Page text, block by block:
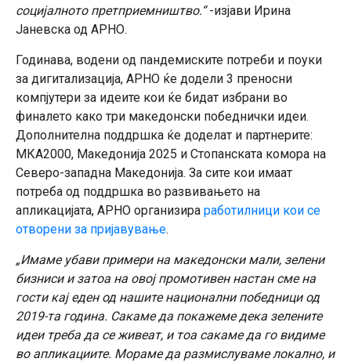
социјалното претприемништво.“-изјави Ирина
Јаневска од АРНО.
Годинава, водени од пандемиските потреби и поуки
за дигитализација, АРНО ќе додели 3 преносни
компјутери за идеите кои ќе бидат избрани во
финалето како три македонски победнички идеи.
Дополнителна поддршка ќе доделат и партнерите:
МКА2000, Македонија 2025 и Стопанската комора на
Северо-западна Македонија. За сите кои имаат
потреба од поддршка во развивањето на
апликацијата, АРНО организира работилници кои се
отворени за пријавување.
„Имаме убави примери на македонски мали, зелени
бизниси и затоа на овој промотивен настан сме на
гости кај еден од нашите национални победници од
2019-та година. Сакаме да покажеме дека зелените
идеи треба да се живеат, и тоа сакаме да го видиме
во апликациите. Мораме да размислуваме локално, и